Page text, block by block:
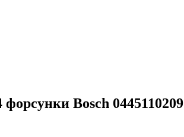
Bosch 0445110209